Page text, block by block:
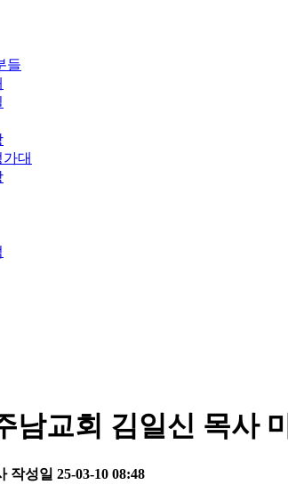
들
대
남교회 김일신 목사
작성일 25-03-10 08:48